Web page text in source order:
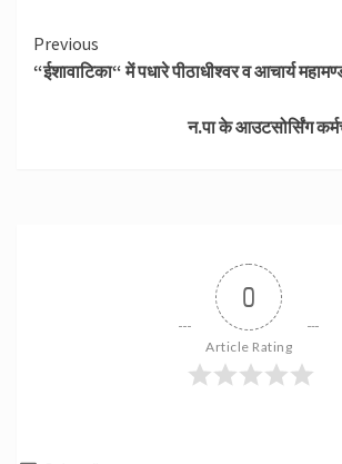
Continue
Reading
Previous
“ईशावाटिका“ में पधारे पीठाधीश्वर व आचार्य
न.पा के आउटसोर्सिंग
0
Article Rating